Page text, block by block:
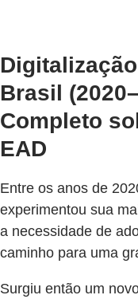
Brasil
Completo
EAD
Entre os anos de
experimentou sua
a necessidade de
caminho para uma
Surgiu então um